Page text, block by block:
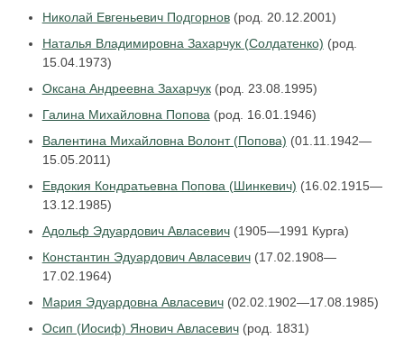
Николай Евгеньевич Подгорнов(род. 20.12.2001)
Наталья Владимировна Захарчук (Солдатенко) (род.
15.04.1973)
Оксана Андреевна Захарчук(род. 23.08.1995)
Галина Михайловна Попова(род. 16.01.1946)
Валентина Михайловна Волонт (Попова) (01.11.1942—
15.05.2011)
Евдокия Кондратьевна Попова (Шинкевич) (16.02.1915—
13.12.1985)
Адольф Эдуардович Авласевич(1905—1991 Курга)
Константин Эдуардович Авласевич(17.02.1908—
17.02.1964)
Мария Эдуардовна Авласевич(02.02.1902—17.08.1985)
Осип (Иосиф) Янович Авласевич(род. 1831)